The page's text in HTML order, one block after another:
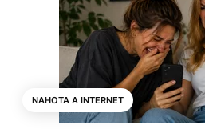
NAHOTA A INTERNET